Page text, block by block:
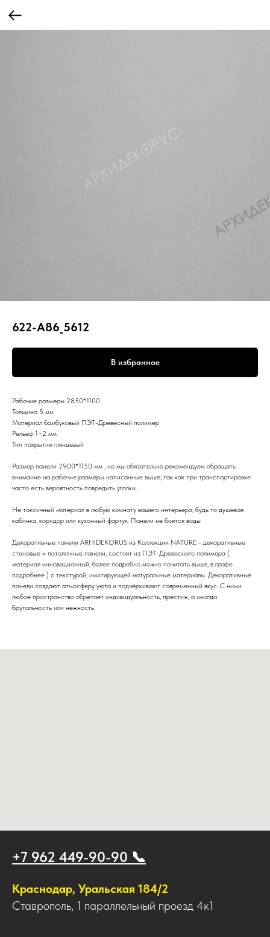
622-A86_5612
В избранное
Рабочие размеры 2850*1100
Толщина 5 мм
Материал бамбуковый ПЭТ-Древесный полимер
Рельеф 1~2 мм
Тип покрытия глянцевый
Размер панели 2900*1150 мм , но мы обязательно рекомендуем обращать
внимание на рабочие размеры написанные выше, так как при транспортировке
часто есть вероятность повредить уголки.
Не токсичный материал в любую комнату вашего интерьера, будь то душевая
кабинка, коридор или кухонный фартук. Панели не боятся воды
Декоративные панели ARHIDEKORUS из Коллекции NATURE - декоративные
стеновые и потолочные панели, состоят из ПЭТ-Древесного полимера (
материал инновационный, более подробно можно почитать выше, в графе
подробнее ) с текстурой, имитирующей натуральные материалы. Декоративные
панели создают атмосферу уюта и подчёркивают современный вкус. С ними
любое пространство обретает индивидуальность, престиж, а иногда
брутальность или нежность.
+7 962 449-90-90 📞
Краснодар, Уральская 184/2
Ставрополь, 1 параллельный проезд 4к1